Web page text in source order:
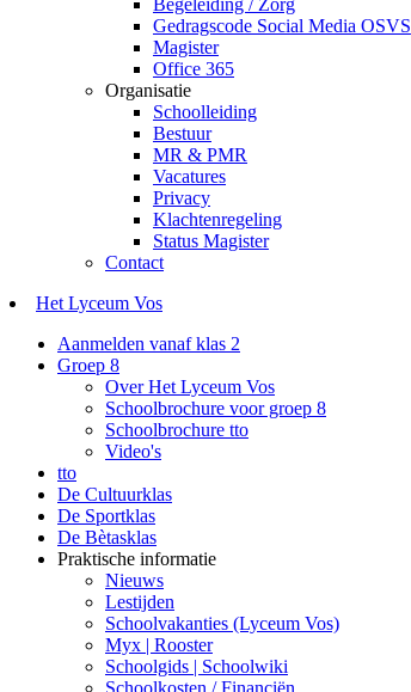
Begeleiding / Zorg
Gedragscode Social Media OSVS
Magister
Office 365
Organisatie
Schoolleiding
Bestuur
MR & PMR
Vacatures
Privacy
Klachtenregeling
Status Magister
Contact
Het Lyceum Vos
Aanmelden vanaf klas 2
Groep 8
Over Het Lyceum Vos
Schoolbrochure voor groep 8
Schoolbrochure tto
Video's
tto
De Cultuurklas
De Sportklas
De Bètasklas
Praktische informatie
Nieuws
Lestijden
Schoolvakanties (Lyceum Vos)
Myx | Rooster
Schoolgids | Schoolwiki
Schoolkosten / Financiën